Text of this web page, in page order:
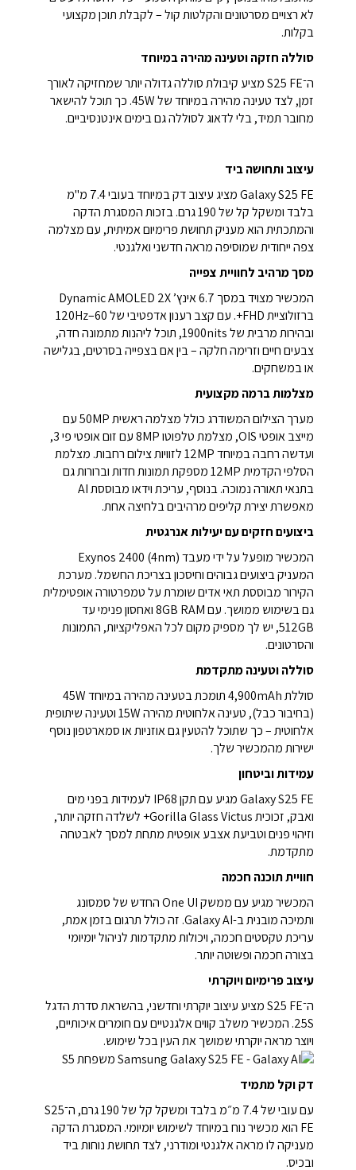
לא רצויים מסרטונים והקלטות קול – לקבלת תוכן מקצועי
בקלות.
סוללה חזקה וטעינה מהירה במיוחד
ה־S25 FE מציע קיבולת סוללה גדולה יותר שמחזיקה לאורך
זמן, לצד טעינה מהירה במיוחד של 45W. כך תוכל להישאר
מחובר תמיד, בלי לדאוג לסוללה גם בימים אינטנסיביים.
עיצוב ותחושה ביד
Galaxy S25 FE מציג עיצוב דק במיוחד בעובי 7.4 מ"מ
בלבד ומשקל קל של 190 גרם. בזכות המסגרת הדקה
והמתכתית הוא מעניק תחושת פרימיום אמיתית, עם מצלמה
צפה ייחודית שמוסיפה מראה חדשני ואלגנטי.
מסך מרהיב לחוויית צפייה
המכשיר מצויד במסך 6.7 אינץ’ Dynamic AMOLED 2X
ברזולוציית FHD+. עם קצב רענון אדפטיבי של 60–120Hz
ובהירות מרבית של 1900nits, תוכל ליהנות מתמונה חדה,
צבעים חיים וזרימה חלקה – בין אם בצפייה בסרטים, בגלישה
או במשחקים.
מצלמות ברמה מקצועית
מערך הצילום המשודרג כולל מצלמה ראשית 50MP עם
מייצב אופטי OIS, מצלמת טלפוטו 8MP עם זום אופטי פי 3,
ועדשה רחבה במיוחד 12MP לזוויות צילום רחבות. מצלמת
הסלפי הקדמית 12MP מספקת תמונות חדות וברורות גם
בתנאי תאורה נמוכה. בנוסף, עריכת וידאו מבוססת AI
מאפשרת יצירת קליפים מרהיבים בלחיצה אחת.
ביצועים חזקים עם יעילות אנרגטית
המכשיר מופעל על ידי מעבד Exynos 2400 (4nm)
המעניק ביצועים גבוהים וחיסכון בצריכת החשמל. מערכת
הקירור מבוססת תאי אדים שומרת על טמפרטורה אופטימלית
גם בשימוש ממושך. עם 8GB RAM ואחסון פנימי עד
512GB, יש לך מספיק מקום לכל האפליקציות, התמונות
והסרטונים.
סוללה וטעינה מתקדמת
סוללת 4,900mAh תומכת בטעינה מהירה במיוחד 45W
(בחיבור כבל), טעינה אלחוטית מהירה 15W וטעינה שיתופית
אלחוטית – כך שתוכל להטעין גם אוזניות או סמארטפון נוסף
ישירות מהמכשיר שלך.
עמידות וביטחון
Galaxy S25 FE מגיע עם תקן IP68 לעמידות בפני מים
ואבק, זכוכית Gorilla Glass Victus+ לשלדה חזקה יותר,
וזיהוי פנים וטביעת אצבע אופטית מתחת למסך לאבטחה
מתקדמת.
חוויית תוכנה חכמה
המכשיר מגיע עם ממשק One UI החדש של סמסונג
ותמיכה מובנית ב-Galaxy AI. זה כולל תרגום בזמן אמת,
עריכת טקסטים חכמה, ויכולות מתקדמות לניהול יומיומי
בצורה חכמה ופשוטה יותר.
עיצוב פרימיום ויוקרתי
ה־S25 FE מציע עיצוב יוקרתי וחדשני, בהשראת סדרת הדגל
25S. המכשיר משלב קווים אלגנטיים עם חומרים איכותיים,
ויוצר מראה יוקרתי שמושך את העין בכל שימוש.
דק וקל מתמיד
עם עובי של 7.4 מ״מ בלבד ומשקל קל של 190 גרם, ה־S25
FE הוא מכשיר נוח במיוחד לשימוש יומיומי. המסגרת הדקה
מעניקה לו מראה אלגנטי ומודרני, לצד תחושת נוחות ביד
ובכיס.